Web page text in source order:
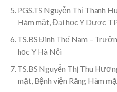
PGS.TS Nguyễn Thị Thanh
Hàm mặt, Đại học Y Dược
TS.BS Đinh Thế Nam –
học Y Hà Nội
TS.BS Nguyễn Thị Thu
mặt, Bệnh viện Răng Hàm